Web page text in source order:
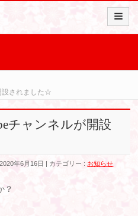
設されました☆
チャンネルが開設
年6月16日 カテゴリー : お知らせ
？